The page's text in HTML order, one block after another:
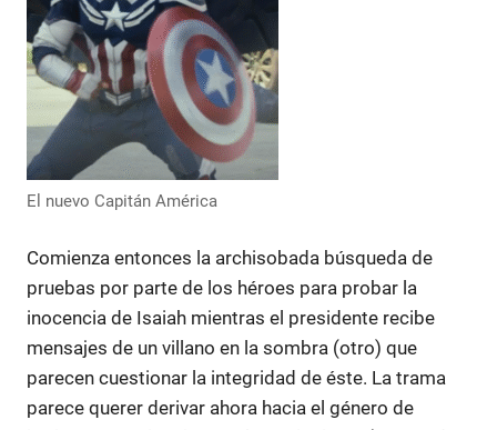
El nuevo Capitán América
Comienza entonces la archisobada búsqueda de
pruebas por parte de los héroes para probar la
inocencia de Isaiah mientras el presidente recibe
mensajes de un villano en la sombra (otro) que
parecen cuestionar la integridad de éste. La trama
parece querer derivar ahora hacia el género de